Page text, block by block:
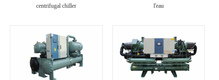
centrifugal chiller
l'eau